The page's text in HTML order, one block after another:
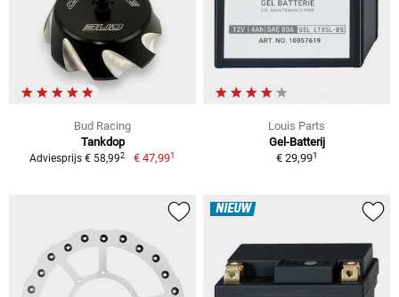
Bud Racing
Tankdop
Adviesprijs € 58,992 € 47,991
Louis Parts
Gel-Batterij
€ 29,991
NIEUW